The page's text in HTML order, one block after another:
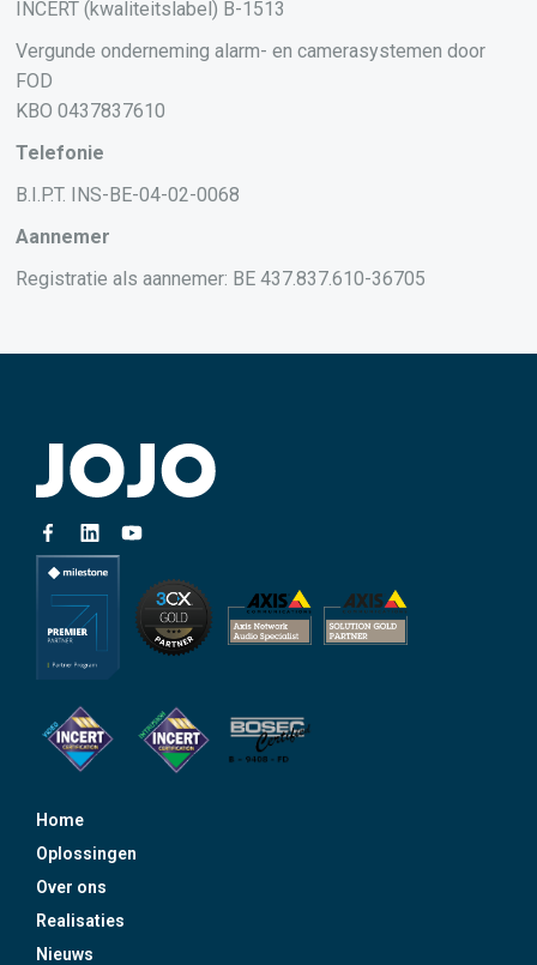
INCERT (kwaliteitslabel) B-1513
Vergunde onderneming alarm- en camerasystemen door
FOD
KBO 0437837610
Telefonie
B.I.P.T. INS-BE-04-02-0068
Aannemer
Registratie als aannemer: BE 437.837.610-36705
Home
Oplossingen
Over ons
Realisaties
Nieuws